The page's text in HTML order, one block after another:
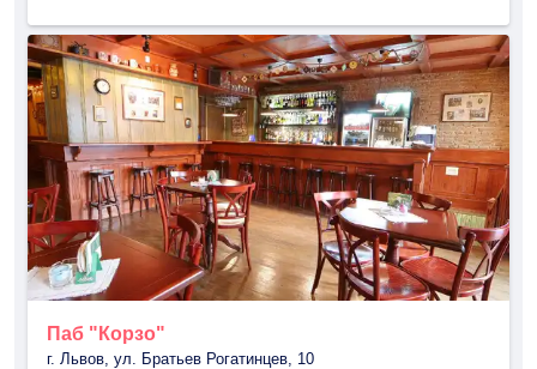
Паб "Корзо"
г. Львов, ул. Братьев Рогатинцев, 10